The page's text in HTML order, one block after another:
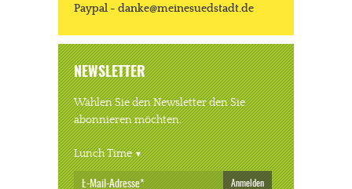
Paypal - danke@meinesuedstadt.de
NEWSLETTER
Wählen Sie den Newsletter den Sie
abonnieren möchten.
Lunch Time
Anmelden